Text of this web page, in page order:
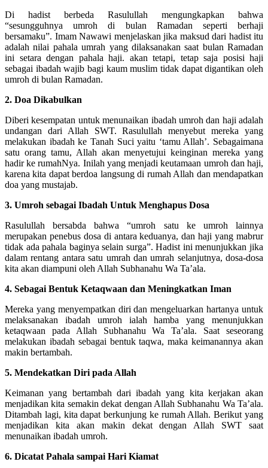
Di hadist berbeda Rasulullah mengungkapkan bahwa
“sesungguhnya umroh di bulan Ramadan seperti berhaji
bersamaku”. Imam Nawawi menjelaskan jika maksud dari hadist itu
adalah nilai pahala umrah yang dilaksanakan saat bulan Ramadan
ini setara dengan pahala haji. akan tetapi, tetap saja posisi haji
sebagai ibadah wajib bagi kaum muslim tidak dapat digantikan oleh
umroh di bulan Ramadan.
2. Doa Dikabulkan
Diberi kesempatan untuk menunaikan ibadah umroh dan haji adalah
undangan dari Allah SWT. Rasulullah menyebut mereka yang
melakukan ibadah ke Tanah Suci yaitu ‘tamu Allah’. Sebagaimana
satu orang tamu, Allah akan menyetujui keinginan mereka yang
hadir ke rumahNya. Inilah yang menjadi keutamaan umroh dan haji,
karena kita dapat berdoa langsung di rumah Allah dan mendapatkan
doa yang mustajab.
3. Umroh sebagai Ibadah Untuk Menghapus Dosa
Rasulullah bersabda bahwa “umroh satu ke umroh lainnya
merupakan penebus dosa di antara keduanya, dan haji yang mabrur
tidak ada pahala baginya selain surga”. Hadist ini menunjukkan jika
dalam rentang antara satu umrah dan umrah selanjutnya, dosa-dosa
kita akan diampuni oleh Allah Subhanahu Wa Ta’ala.
4. Sebagai Bentuk Ketaqwaan dan Meningkatkan Iman
Mereka yang menyempatkan diri dan mengeluarkan hartanya untuk
melaksanakan ibadah umroh ialah hamba yang menunjukkan
ketaqwaan pada Allah Subhanahu Wa Ta’ala. Saat seseorang
melakukan ibadah sebagai bentuk taqwa, maka keimanannya akan
makin bertambah.
5. Mendekatkan Diri pada Allah
Keimanan yang bertambah dari ibadah yang kita kerjakan akan
menjadikan kita semakin dekat dengan Allah Subhanahu Wa Ta’ala.
Ditambah lagi, kita dapat berkunjung ke rumah Allah. Berikut yang
menjadikan kita akan makin dekat dengan Allah SWT saat
menunaikan ibadah umroh.
6. Dicatat Pahala sampai Hari Kiamat